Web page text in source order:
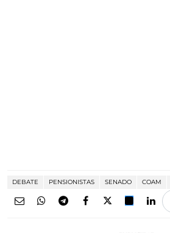
DEBATE PENSIONISTAS SENADO COAM